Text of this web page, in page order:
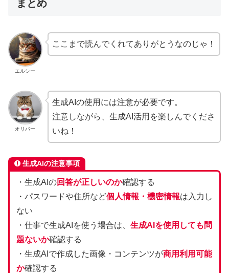
まとめ
エルシー
ここまで読んでくれてありがとうなのじゃ！
オリバー
生成AIの使用には注意が必要です。
注意しながら、生成AI活用を楽しんでくださ
いね！
生成AIの注意事項
・生成AIの回答が正しいのか確認する
・パスワードや住所など個人情報・機密情報は入力し
ない
・仕事で生成AIを使う場合は、 生成AIを使用しても問
題ないか確認する
・生成AIで作成した画像・コンテンツが商用利用可能
か確認する